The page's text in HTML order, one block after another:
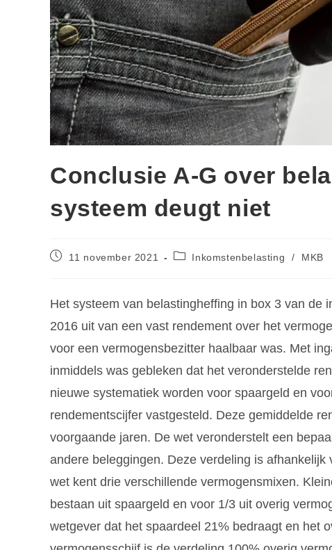
Conclusie A-G over
systeem deugt niet
11 november 2021 Inkomstenbelasting / MKB
Het systeem van belastingheffing in box 3 van de
2016 uit van een vast rendement over het
voor een vermogensbezitter haalbaar was. Met
inmiddels was gebleken dat het veronderstelde
nieuwe systematiek worden voor spaargeld en
rendementscijfer vastgesteld. Deze gemiddelde
voorgaande jaren. De wet veronderstelt een
andere beleggingen. Deze verdeling is
wet kent drie verschillende vermogensmixen.
bestaan uit spaargeld en voor 1/3 uit overig
wetgever dat het spaardeel 21% bedraagt en het